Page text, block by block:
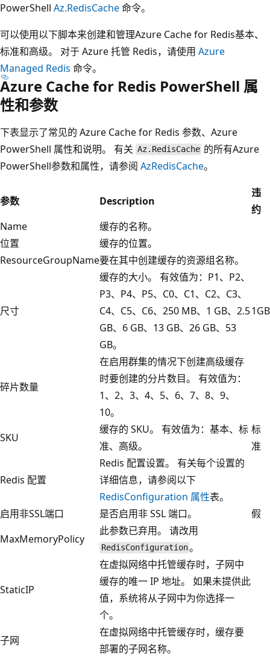
PowerShell Az.RedisCache命令。
可以使用以下脚本来创建和管理Azure Cache for Redis基本、
标准和高级。 对于 Azure 托管 Redis，请使用 Azure
Managed Redis 命令。
Azure Cache for Redis PowerShell 属
性和参数
下表显示了常见的 Azure Cache for Redis 参数、Azure
PowerShell 属性和说明。 有关 Az.RedisCache 的所有Azure
PowerShell参数和属性，请参阅 AzRedisCache。
参数 Description
违
约
Name
缓存的名称。
位置
缓存的位置。
ResourceGroupName要在其中创建缓存的资源组名称。
尺寸
缓存的大小。 有效值为：P1、P2、
P3、P4、P5、C0、C1、C2、C3、
C4、C5、C6、250 MB、1 GB、2.5
GB、6 GB、13 GB、26 GB、53
GB。
1GB
碎片数量
在启用群集的情况下创建高级缓存
时要创建的分片数目。 有效值为：
1、2、3、4、5、6、7、8、9、
10。
SKU
缓存的 SKU。 有效值为：基本、标
准、高级。
标
准
Redis 配置
Redis 配置设置。 有关每个设置的
详细信息，请参阅以下
RedisConfiguration 属性表。
启用非SSL端口
是否启用非 SSL 端口。
假
MaxMemoryPolicy
此参数已弃用。 请改用
RedisConfiguration。
StaticIP
在虚拟网络中托管缓存时，子网中
缓存的唯一 IP 地址。 如果未提供此
值，系统将从子网中为你选择一
个。
子网
在虚拟网络中托管缓存时，缓存要
部署的子网名称。